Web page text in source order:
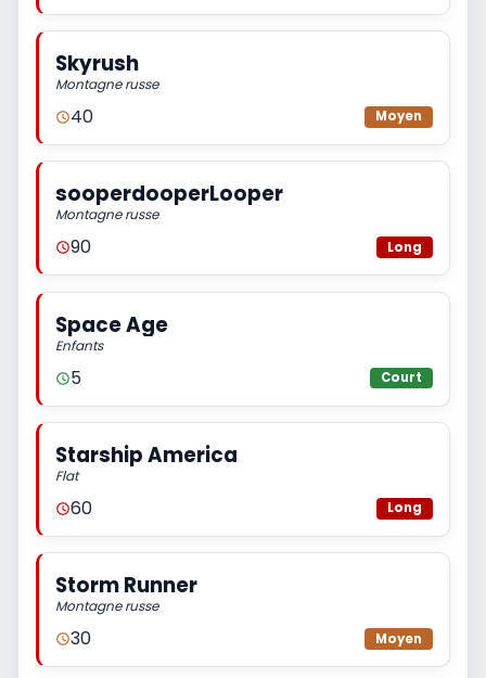
Skyrush
Montagne russe
40 Moyen
sooperdooperLooper
Montagne russe
90 Long
Space Age
Enfants
5 Court
Starship America
Flat
60 Long
Storm Runner
Montagne russe
30 Moyen